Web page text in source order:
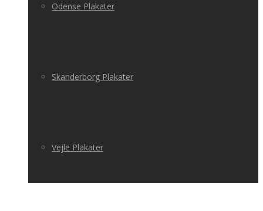
Odense Plakater
Skanderborg Plakater
Vejle Plakater